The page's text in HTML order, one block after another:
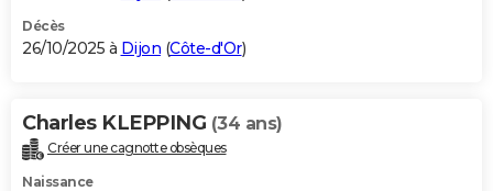
BONS PLANS
Carte de Noël
Carte Bonne année
Carte Saint-Valentin
Carte Pâques
Carte d'anniversaire
DICTIONNAIRE
Dictionnaire
Biographies
Citations
Expressions
Proverbes
PROGRAMME TV
Décès
26/10/2025 à Dijon (Côte-d'Or)
Charles KLEPPING (34 ans)
Créer une cagnotte obsèques
Naissance